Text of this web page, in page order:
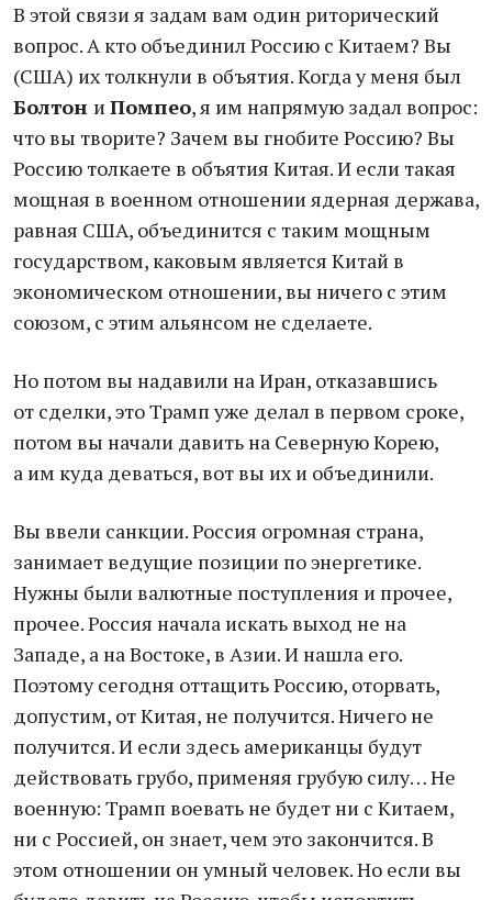
В этой связи я задам вам один риторический
вопрос. А кто объединил Россию с Китаем? Вы
(США) их толкнули в объятия. Когда у меня был
Болтон и Помпео, я им напрямую задал вопрос:
что вы творите? Зачем вы гнобите Россию? Вы
Россию толкаете в объятия Китая. И если такая
мощная в военном отношении ядерная держава,
равная США, объединится с таким мощным
государством, каковым является Китай в
экономическом отношении, вы ничего с этим
союзом, с этим альянсом не сделаете.
Но потом вы надавили на Иран, отказавшись
от сделки, это Трамп уже делал в первом сроке,
потом вы начали давить на Северную Корею,
а им куда деваться, вот вы их и объединили.
Вы ввели санкции. Россия огромная страна,
занимает ведущие позиции по энергетике.
Нужны были валютные поступления и прочее,
прочее. Россия начала искать выход не на
Западе, а на Востоке, в Азии. И нашла его.
Поэтому сегодня оттащить Россию, оторвать,
допустим, от Китая, не получится. Ничего не
получится. И если здесь американцы будут
действовать грубо, применяя грубую силу… Не
военную: Трамп воевать не будет ни с Китаем,
ни с Россией, он знает, чем это закончится. В
этом отношении он умный человек. Но если вы